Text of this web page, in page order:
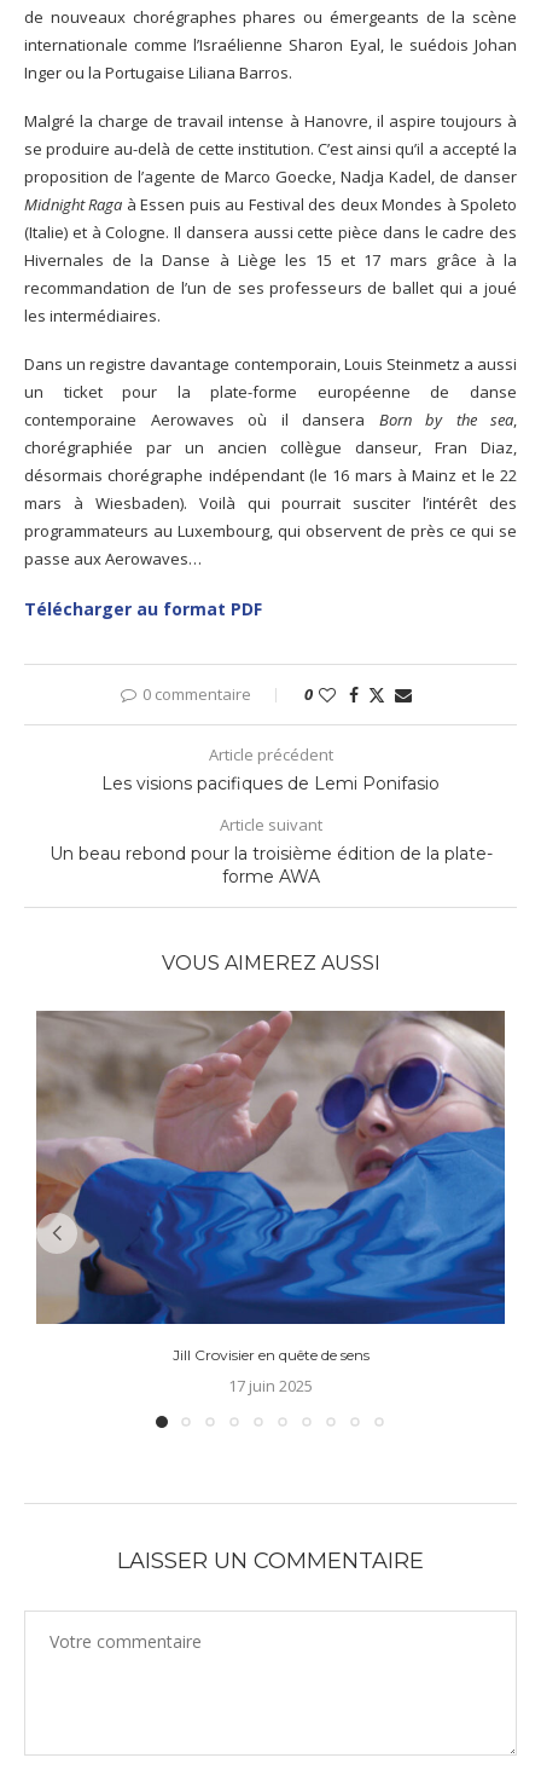
de nouveaux chorégraphes phares ou émergeants de la scène
internationale comme l’Israélienne Sharon Eyal, le suédois Johan
Inger ou la Portugaise Liliana Barros.
Malgré la charge de travail intense à Hanovre, il aspire toujours à
se produire au-delà de cette institution. C’est ainsi qu’il a accepté la
proposition de l’agente de Marco Goecke, Nadja Kadel, de danser
Midnight Raga à Essen puis au Festival des deux Mondes à Spoleto
(Italie) et à Cologne. Il dansera aussi cette pièce dans le cadre des
Hivernales de la Danse à Liège les 15 et 17 mars grâce à la
recommandation de l’un de ses professeurs de ballet qui a joué
les intermédiaires.
Dans un registre davantage contemporain, Louis Steinmetz a aussi
un ticket pour la plate-forme européenne de danse
contemporaine Aerowaves où il dansera Born by the sea,
chorégraphiée par un ancien collègue danseur, Fran Diaz,
désormais chorégraphe indépendant (le 16 mars à Mainz et le 22
mars à Wiesbaden). Voilà qui pourrait susciter l’intérêt des
programmateurs au Luxembourg, qui observent de près ce qui se
passe aux Aerowaves…
Télécharger au format PDF
0 commentaire 0
Article précédent
Les visions pacifiques de Lemi Ponifasio
Article suivant
Un beau rebond pour la troisième édition de la plate-
forme AWA
VOUS AIMEREZ AUSSI
Jill Crovisier en quête de sens
17 juin 2025
LAISSER UN COMMENTAIRE